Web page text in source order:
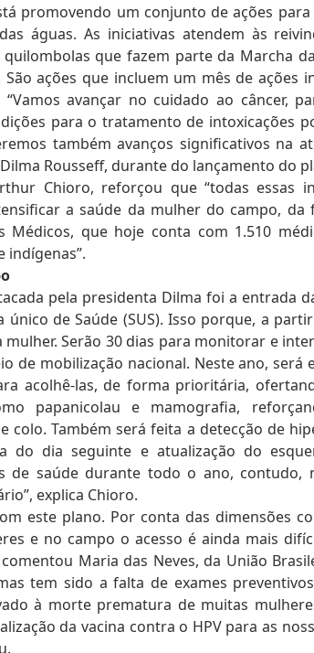
promovendo um conjunto de ações
águas. As iniciativas atendem às
que fazem parte da Marcha
São ações que incluem um mês de ações
avançar no cuidado ao câncer,
para o tratamento de intoxicações
também avanços significativos na
Rousseff, durante do lançamento do
Chioro, reforçou que “todas essas
a saúde da mulher do campo, da
Médicos, que hoje conta com 1.510
indígenas”.
pela presidenta Dilma foi a entrada
único de Saúde (SUS). Isso porque, a
mulher. Serão 30 dias para monitorar e
de mobilização nacional. Neste ano,
acolhê-las, de forma prioritária,
papanicolau e mamografia,
colo. Também será feita a detecção de
do dia seguinte e atualização do
de saúde durante todo o ano, contudo,
explica Chioro.
este plano. Por conta das dimensões
e no campo o acesso é ainda mais
Maria das Neves, da União
tem sido a falta de exames
à morte prematura de muitas
da vacina contra o HPV para as